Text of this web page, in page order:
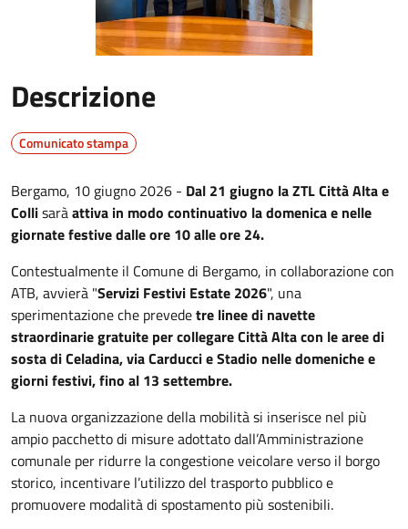
Descrizione
Comunicato stampa
Bergamo, 10 giugno 2026 - Dal 21 giugno la ZTL Città Alta e
Collisaràattiva in modo continuativo la domenica e nelle
giornate festive dalle ore 10 alle ore 24.
Contestualmente il Comune di Bergamo, in collaborazione con
ATB, avvierà "Servizi Festivi Estate 2026", una
sperimentazione che prevedetre linee di navette
straordinarie gratuite per collegare Città Alta con le aree di
sosta di Celadina, via Carducci e Stadio nelle domeniche e
giorni festivi, fino al 13 settembre.
La nuova organizzazione della mobilità si inserisce nel più
ampio pacchetto di misure adottato dall’Amministrazione
comunale per ridurre la congestione veicolare verso il borgo
storico, incentivare l’utilizzo del trasporto pubblico e
promuovere modalità di spostamento più sostenibili.